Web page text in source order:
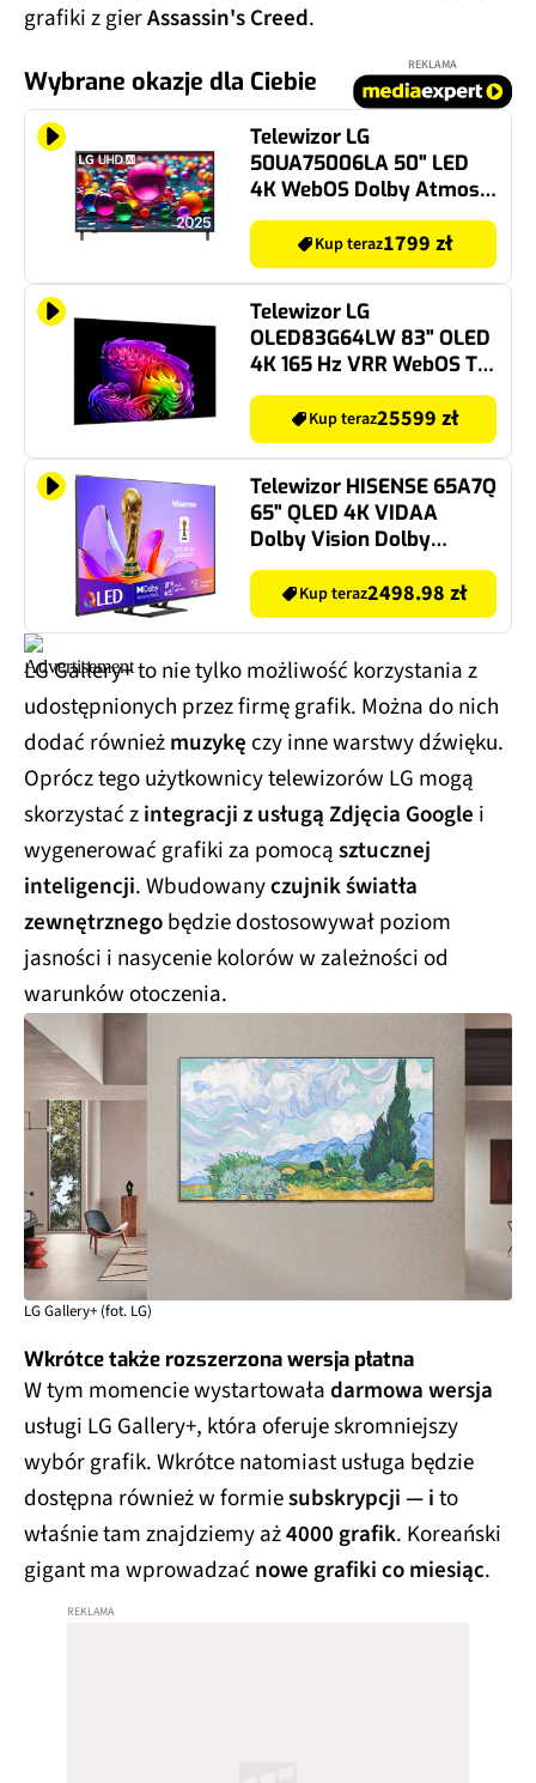
grafiki z gierAssassin's Creed.
Wybrane okazje dla Ciebie
REKLAMA
Telewizor LG
50UA75006LA 50" LED
4K WebOS Dolby Atmos
HDMI 2.1
Kup teraz1799 zł
Telewizor LG
OLED83G64LW 83" OLED
4K 165 Hz VRR WebOS TV
Dolby Atmos Dolby
Vision HDMI 2.1
Kup teraz25599 zł
Telewizor HISENSE 65A7Q
65" QLED 4K VIDAA
Dolby Vision Dolby
Atmos HDMI 2.1
Kup teraz2498.98 zł
LG Gallery+ to nie tylko możliwość korzystania z
udostępnionych przez firmę grafik. Można do nich
dodać równieżmuzykęczy inne warstwy dźwięku.
Oprócz tego użytkownicy telewizorów LG mogą
skorzystać zintegracji z usługą Zdjęcia Google i
wygenerować grafiki za pomocąsztucznej
inteligencji. Wbudowanyczujnik światła
zewnętrznegobędzie dostosowywał poziom
jasności i nasycenie kolorów w zależności od
warunków otoczenia.
LG Gallery+ (fot. LG)
Wkrótce także rozszerzona wersja płatna
W tym momencie wystartowaładarmowa wersja
usługi LG Gallery+, która oferuje skromniejszy
wybór grafik. Wkrótce natomiast usługa będzie
dostępna również w formiesubskrypcji — ito
właśnie tam znajdziemy aż4000 grafik. Koreański
gigant ma wprowadzać nowe grafiki co miesiąc.